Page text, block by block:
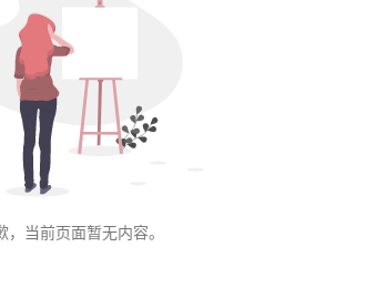
，当前页面暂无内容。